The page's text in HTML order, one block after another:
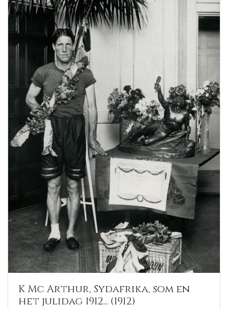
K Mc Arthur, Sydafrika, som en
het julidag 1912... (1912)